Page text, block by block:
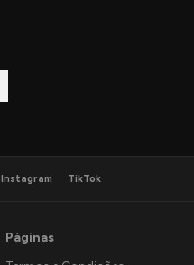
Instagram TikTok
Páginas